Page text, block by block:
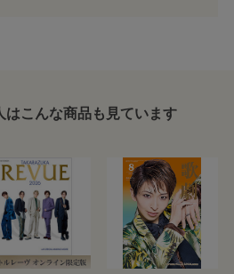
はこんな商品も見ています